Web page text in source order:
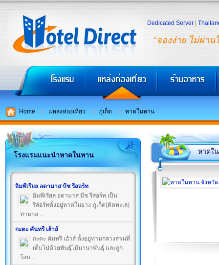
"จองง่าย ไม่ผ่าน
Dedicated Server
Home แหล่งท่องเที่ยว ภูเก็ต หาดในหาน
โรงแรมแนะนำหาดในหาน
อิมพีเรียล อดามาส บีช รีสอร์ท
อิมพีเรียล อดามาส บีช รีสอร์ท เป็น
รีสอร์ทตั้งอยู่หาดในยาง ภูเก็ต(ติดทะเล)
ท่ามกล ...
กะตะ คันทรี เฮ้าส์
กะตะ คันทรี เฮ้าส์ ตั้งอยู่ท่ามกลางสวนที่
เต็มไปด้วยพันธุ์ไม้นานาพันธุ์ และถูก
โอบ ...
หาดใ